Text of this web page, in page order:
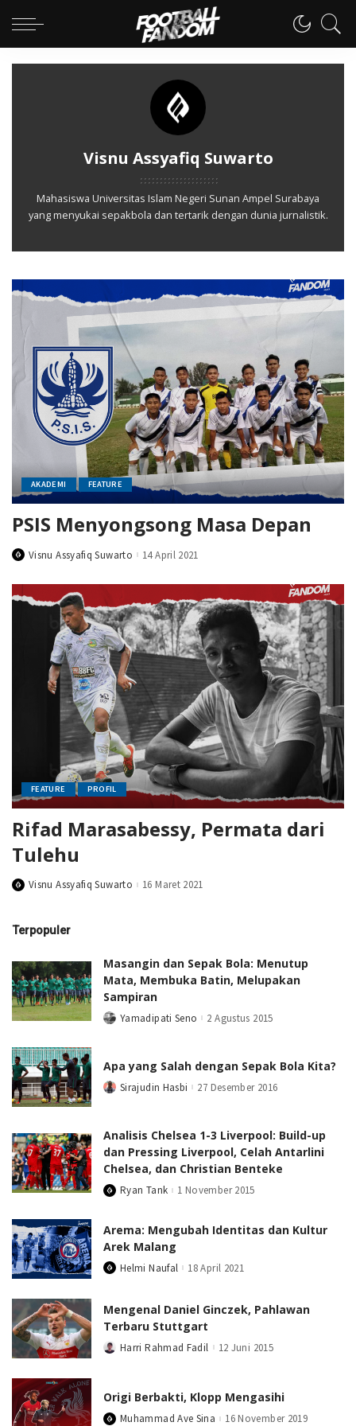
Visnu Assyafiq Suwarto
Mahasiswa Universitas Islam Negeri Sunan Ampel Surabaya
yang menyukai sepakbola dan tertarik dengan dunia jurnalistik.
AKADEMI FEATURE
PSIS Menyongsong Masa Depan
PostedVisnu Assyafiq Suwarto 14 April 2021
FEATURE PROFIL
Rifad Marasabessy, Permata dari
Tulehu
PostedVisnu Assyafiq Suwarto 16 Maret 2021
Terpopuler
Masangin dan Sepak Bola: Menutup
Mata, Membuka Batin, Melupakan
Sampiran
PostedYamadipati Seno 2 Agustus 2015
Apa yang Salah dengan Sepak Bola Kita?
PostedSirajudin Hasbi 27 Desember 2016
Analisis Chelsea 1-3 Liverpool: Build-up
dan Pressing Liverpool, Celah Antarlini
Chelsea, dan Christian Benteke
PostedRyan Tank 1 November 2015
Arema: Mengubah Identitas dan Kultur
Arek Malang
PostedHelmi Naufal 18 April 2021
Mengenal Daniel Ginczek, Pahlawan
Terbaru Stuttgart
PostedHarri Rahmad Fadil 12 Juni 2015
Origi Berbakti, Klopp Mengasihi
PostedMuhammad Ave Sina 16 November 2019